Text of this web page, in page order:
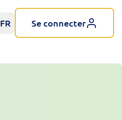
FR Se connecter